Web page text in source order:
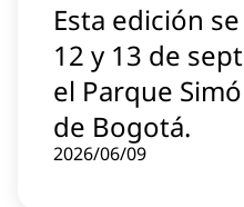
Esta edición
12 y 13 de
el Parque
de Bogotá.
2026/06/09